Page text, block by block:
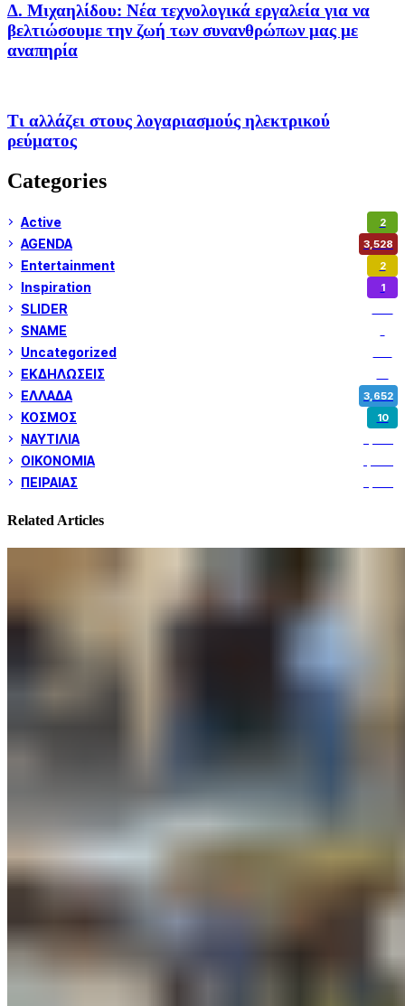
Δ. Μιχαηλίδου: Νέα τεχνολογικά εργαλεία για να
βελτιώσουμε την ζωή των συνανθρώπων μας με
αναπηρία
Τι αλλάζει στους λογαριασμούς ηλεκτρικού
ρεύματος
Categories
Active 2
AGENDA 3,528
Entertainment 2
Inspiration 1
SLIDER
SNAME
Uncategorized
ΕΚΔΗΛΩΣΕΙΣ
ΕΛΛΑΔΑ 3,652
ΚΟΣΜΟΣ 10
ΝΑΥΤΙΛΙΑ
ΟΙΚΟΝΟΜΙΑ
ΠΕΙΡΑΙΑΣ
Related Articles